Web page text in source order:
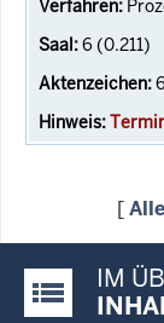
6 (0.211)
[
Justiz- IM